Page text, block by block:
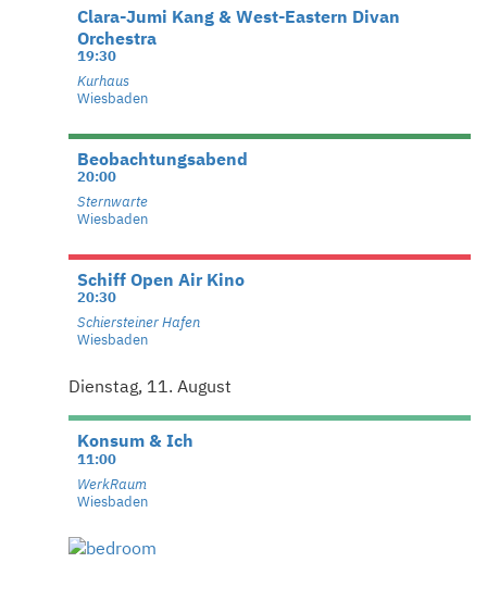
Clara-Jumi Kang & West-Eastern Divan
Orchestra
19:30
Kurhaus
Wiesbaden
Beobachtungsabend
20:00
Sternwarte
Wiesbaden
Schiff Open Air Kino
20:30
Schiersteiner Hafen
Wiesbaden
Dienstag, 11. August
Konsum & Ich
11:00
WerkRaum
Wiesbaden